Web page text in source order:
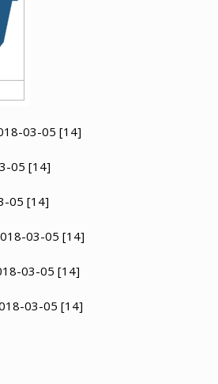
03-05 [14]
05 [14]
05 [14]
03-05 [14]
03-05 [14]
03-05 [14]